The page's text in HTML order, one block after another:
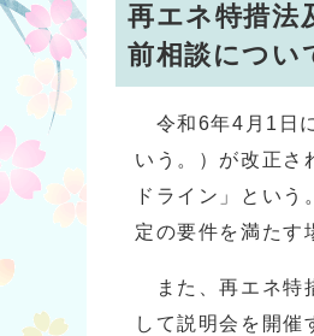
再エネ特措法
前相談につい
令和6年4月1日
いう。）が改正さ
ドライン」とい
定の要件を満たす
また、再エネ特
して説明会を開催